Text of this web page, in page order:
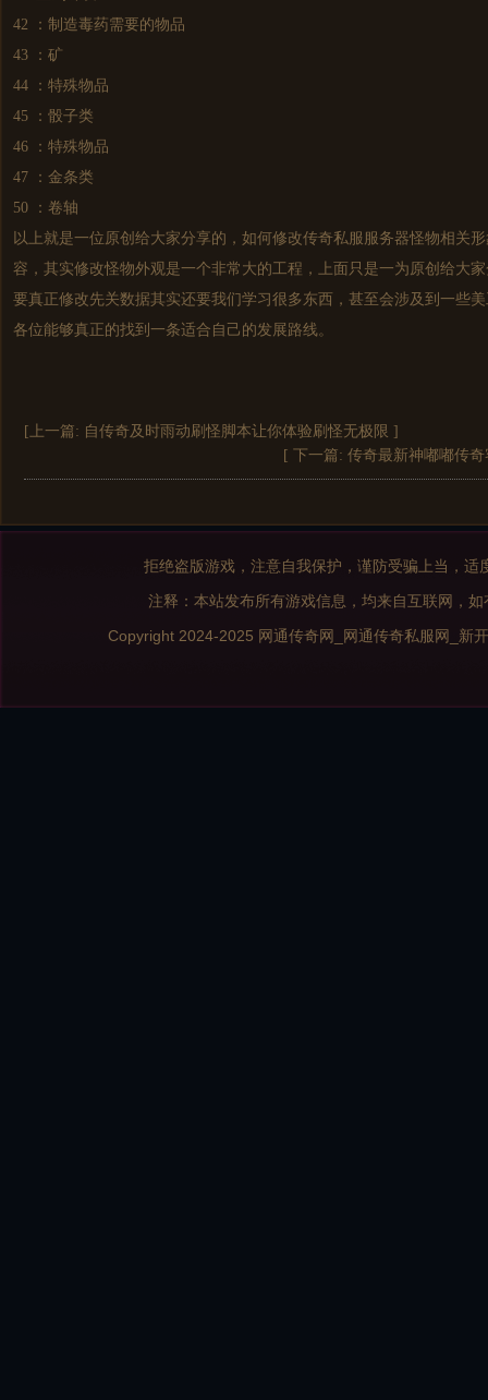
42 ：制造毒药需要的物品
43 ：矿
44 ：特殊物品
45 ：骰子类
46 ：特殊物品
47 ：金条类
50 ：卷轴
以上就是一位原创给大家分享的，如何修改传奇私服服务器怪物相关
容，其实修改怪物外观是一个非常大的工程，上面只是一为原创给大
要真正修改先关数据其实还要我们学习很多东西，甚至会涉及到一些
各位能够真正的找到一条适合自己的发展路线。
[上一篇: 自传奇及时雨动刷怪脚本让你体验刷怪无极限 ]
[ 下一篇: 传奇最新神嘟嘟传
拒绝盗版游戏，注意自我保护，谨防受骗上当，
注释：本站发布所有游戏信息，均来自互联网，
Copyright 2024-2025 网通传奇网_网通传奇私服网_新